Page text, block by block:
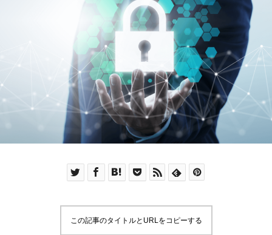
この記事のタイトルとURLをコピーする